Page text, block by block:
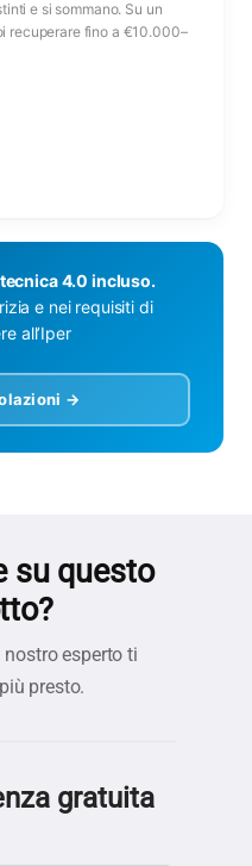
e si sommano. Su un
recuperare fino a €10.000–
4.0 incluso.
e nei requisiti di
all’Iper
→
su questo
esperto ti
presto.
gratuita